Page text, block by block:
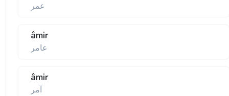
عمر
âmir
عامر
âmir
آمر